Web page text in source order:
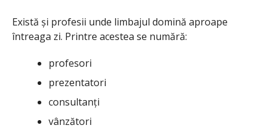
Există și profesii unde limbajul domină aproape
întreaga zi. Printre acestea se numără:
profesori
prezentatori
consultanți
vânzători